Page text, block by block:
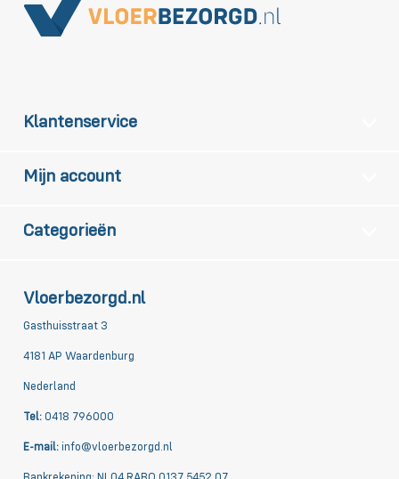
Vloerbezorgd.nl
Gasthuisstraat 3
4181 AP Waardenburg
Nederland
Tel: 0418 796000
E-mail: info@vloerbezorgd.nl
Klantenservice
Mijn account
Categorieën